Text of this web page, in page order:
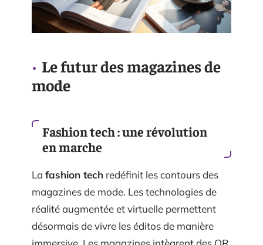
Le futur des magazines de
mode
Fashion tech : une révolution
en marche
La fashion tech redéfinit les contours des
magazines de mode. Les technologies de
réalité augmentée et virtuelle permettent
désormais de vivre les éditos de manière